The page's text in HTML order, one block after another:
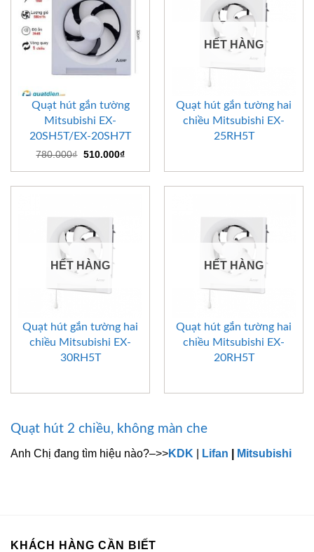
Quạt hút gắn tường
Mitsubishi EX-
20SH5T/EX-20SH7T
780.000₫ Giá
là:
510.000₫Giá
tại
HẾT HÀNG
Quạt hút gắn tường hai
chiều Mitsubishi EX-
25RH5T
HẾT HÀNG
Quạt hút gắn tường hai
chiều Mitsubishi EX-
30RH5T
HẾT HÀNG
Quạt hút gắn tường hai
chiều Mitsubishi EX-
20RH5T
Quạt hút 2 chiều, không màn che
Anh Chị đang tìm hiệu nào?–>>KDK Lifan Mitsubishi
KHÁCH HÀNG CẦN BIẾT